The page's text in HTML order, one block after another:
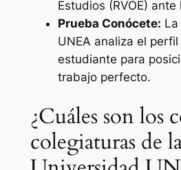
Estudios (RVOE) ante
Prueba Conócete:
UNEA analiza el
estudiante para
trabajo perfecto.
¿Cuáles son los
colegiaturas de